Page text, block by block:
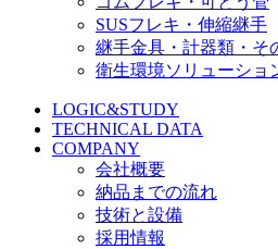
SUSフレキ・伸縮継手
継手金具・計器類・そ
衛生環境ソリューショ
LOGIC&STUDY
TECHNICAL DATA
COMPANY
会社概要
納品までの流れ
技術と設備
採用情報